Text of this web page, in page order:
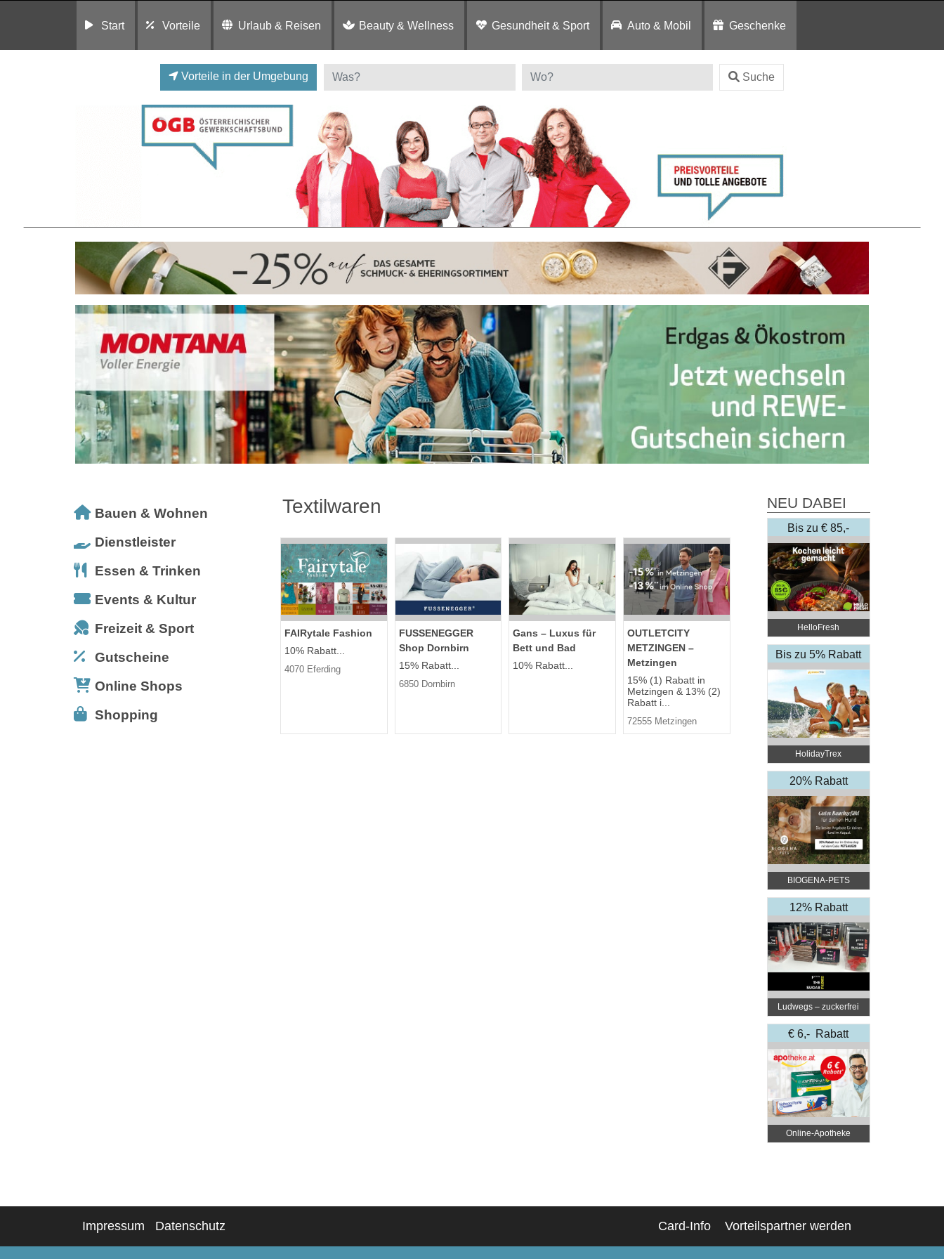
Start Vorteile Urlaub & Reisen Beauty & Wellness Gesundheit & Sport Auto & Mobil Geschenke
Vorteile in der Umgebung Suche
Bauen & Wohnen
Dienstleister
Essen & Trinken
Events & Kultur
Freizeit & Sport
Gutscheine
Online Shops
Shopping
Textilwaren
FAIRytale Fashion
10% Rabatt...
4070 Eferding
FUSSENEGGER
Shop Dornbirn
15% Rabatt...
6850 Dornbirn
Gans – Luxus für
Bett und Bad
10% Rabatt...
OUTLETCITY
METZINGEN –
Metzingen
15% (1) Rabatt in
Metzingen & 13% (2)
Rabatt i...
72555 Metzingen
NEU DABEI
Bis zu € 85,-
Rabatt
HelloFresh
Bis zu 5% Rabatt
HolidayTrex
20% Rabatt
BIOGENA-PETS
12% Rabatt
Ludwegs – zuckerfrei
leben
€ 6,- Rabatt
Online‑Apotheke
Impressum Datenschutz Card-Info Vorteilspartner werden